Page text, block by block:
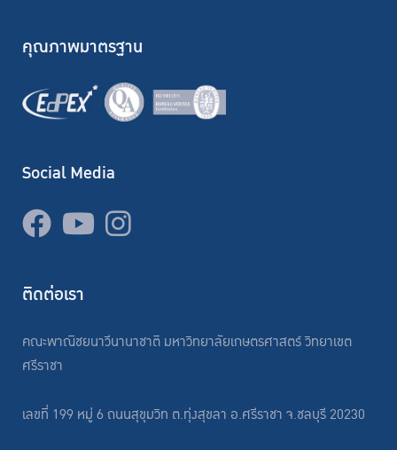
คุณภาพมาตรฐาน
Social Media
ติดต่อเรา
คณะพาณิชยนาวีนานาชาติ มหาวิทยาลัยเกษตรศาสตร์ วิทยาเขต
ศรีราชา
เลขที่ 199 หมู่ 6 ถนนสุขุมวิท ต.ทุ่งสุขลา อ.ศรีราชา จ.ชลบุรี 20230